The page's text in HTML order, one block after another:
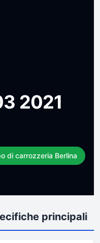
2021
di carrozzeria Berlina
principali